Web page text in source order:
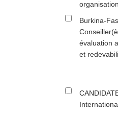
Burkina-
évaluation
et